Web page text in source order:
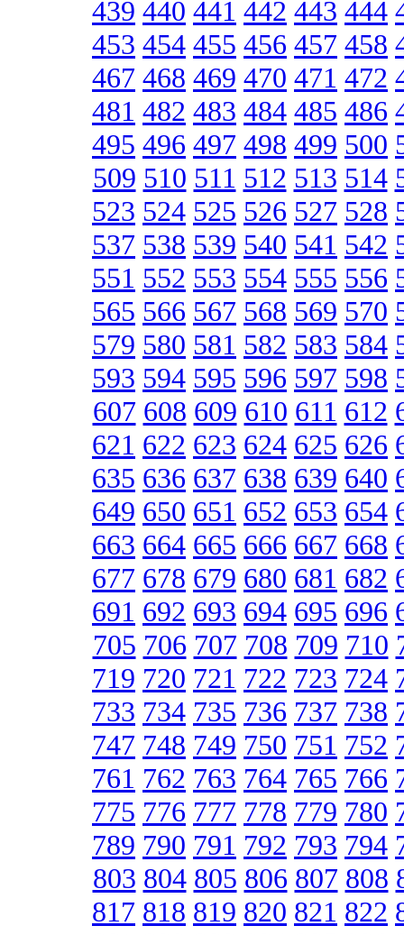
439 440 441 442 443 444
453 454 455 456 457 458
467 468 469 470 471 472
481 482 483 484 485 486
495 496 497 498 499 500
509 510 511 512 513 514
523 524 525 526 527 528
537 538 539 540 541 542
551 552 553 554 555 556
565 566 567 568 569 570
579 580 581 582 583 584
593 594 595 596 597 598
607 608 609 610 611 612
621 622 623 624 625 626
635 636 637 638 639 640
649 650 651 652 653 654
663 664 665 666 667 668
677 678 679 680 681 682
691 692 693 694 695 696
705 706 707 708 709 710
719 720 721 722 723 724
733 734 735 736 737 738
747 748 749 750 751 752
761 762 763 764 765 766
775 776 777 778 779 780
789 790 791 792 793 794
803 804 805 806 807 808
817 818 819 820 821 822